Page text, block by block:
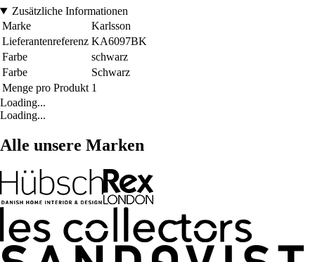
Zusätzliche Informationen
Marke
Karlsson
Lieferantenreferenz KA6097BK
Farbe
schwarz
Farbe
Schwarz
Menge pro Produkt 1
Loading...
Loading...
Alle unsere Marken